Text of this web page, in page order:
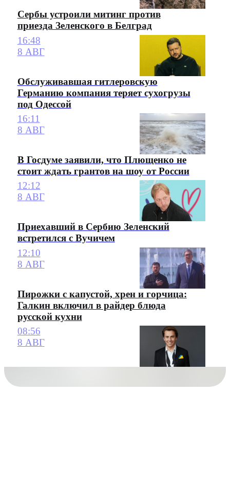
Сербы устроили митинг против
приезда Зеленского в Белград
16:48
8 АВГ
Обслуживавшая гитлеровскую
Германию компания теряет сухогрузы
под Одессой
16:11
8 АВГ
В Госдуме заявили, что Плющенко не
стоит ждать грантов на шоу от России
12:12
8 АВГ
Приехавший в Сербию Зеленский
встретился с Вучичем
12:10
8 АВГ
Пирожки с капустой, хрен и горчица:
Галкин включил в райдер блюда
русской кухни
08:56
8 АВГ